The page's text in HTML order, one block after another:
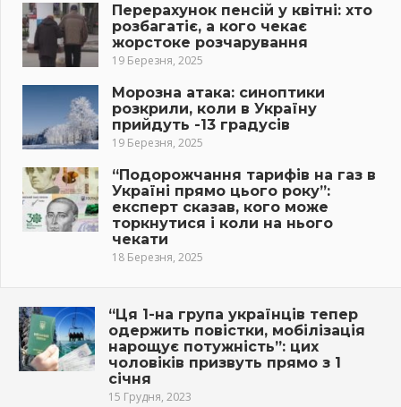
Перерахунок пенсій у квітні: хто
розбагатіє, а кого чекає
жорстоке розчарування
19 Березня, 2025
Морозна атака: синоптики
розкрили, коли в Україну
прийдуть -13 градусів
19 Березня, 2025
“Подорожчання тарифів на газ в
Україні прямо цього року”:
експерт сказав, кого може
торкнутися і коли на нього
чекати
18 Березня, 2025
“Ця 1-на група українців тепер
одержить повістки, мобілізація
нарощує потужність”: цих
чоловіків призвуть прямо з 1
січня
15 Грудня, 2023